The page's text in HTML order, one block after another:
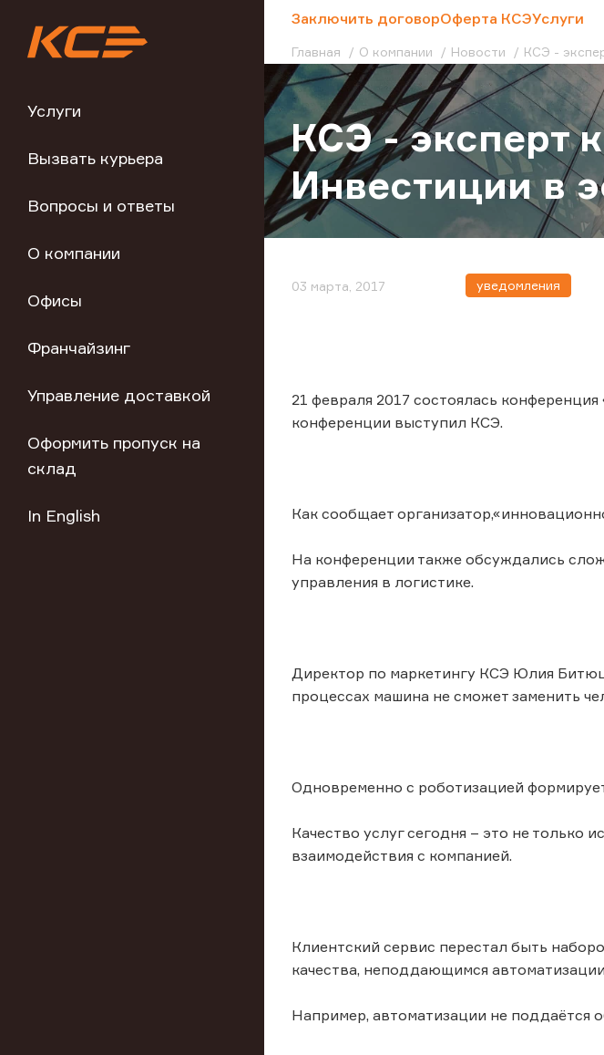
Услуги
Вызвать курьера
Вопросы и ответы
О компании
Офисы
Франчайзинг
Управление доставкой
Оформить пропуск на
склад
In English
Заключить договорОферта КСЭУслуги
Главная О компании Новости КСЭ -
КСЭ - эксперт
Инвестиции в
03 марта, 2017 уведомления
21 февраля 2017 состоялась
конференции выступил КСЭ.
Как сообщает
На конференции также обсуждались
управления в логистике.
Директор по маркетингу КСЭ Юлия
процессах машина не сможет заменить
Одновременно с роботизацией
Качество услуг сегодня – это не только
взаимодействия с компанией.
Клиентский сервис перестал быть
качества, неподдающимся
Например, автоматизации не поддаётся